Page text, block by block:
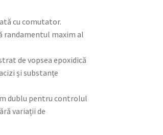
cu comutator.
randamentul maxim al
de vopsea epoxidică
și substanțe
dublu pentru controlul
variații de